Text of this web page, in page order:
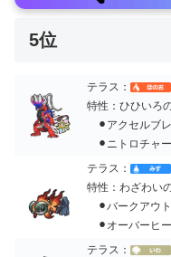
5位
テラス：
特性：ひひいろ
⚫︎アクセルブ
⚫︎ニトロチャ
テラス：
特性：わざわい
⚫︎バークア
⚫︎オーバーヒ
テラス：